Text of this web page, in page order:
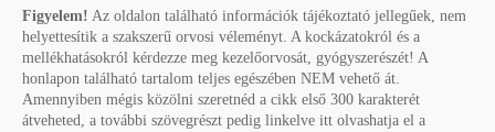
Figyelem! Az oldalon található információk tájékoztató jellegűek, nem
helyettesítik a szakszerű orvosi véleményt. A kockázatokról és a
mellékhatásokról kérdezze meg kezelőorvosát, gyógyszerészét! A
honlapon található tartalom teljes egészében NEM vehető át.
Amennyiben mégis közölni szeretnéd a cikk első 300 karakterét
átveheted, a további szövegrészt pedig linkelve itt olvashatja el a